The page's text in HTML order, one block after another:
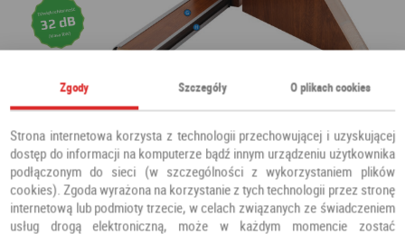
Zgody Szczegóły O plikach cookies
Strona internetowa korzysta z technologii przechowującej i uzyskującej
dostęp do informacji na komputerze bądź innym urządzeniu użytkownika
podłączonym do sieci (w szczególności z wykorzystaniem plików
cookies). Zgoda wyrażona na korzystanie z tych technologii przez stronę
internetową lub podmioty trzecie, w celach związanych ze świadczeniem
usług drogą elektroniczną, może w każdym momencie zostać